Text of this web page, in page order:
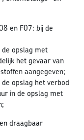
en F07: bij de
opslag met
het gevaar van
aangegeven;
opslag het verbod
in de opslag met
draagbaar